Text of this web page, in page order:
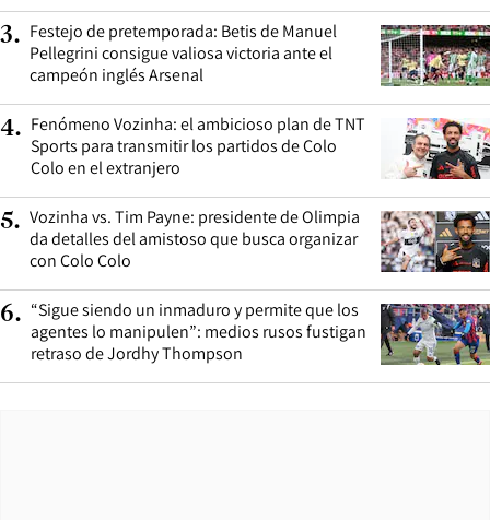
3. Festejo de pretemporada: Betis de Manuel
Pellegrini consigue valiosa victoria ante el
campeón inglés Arsenal
4. Fenómeno Vozinha: el ambicioso plan de TNT
Sports para transmitir los partidos de Colo
Colo en el extranjero
5. Vozinha vs. Tim Payne: presidente de Olimpia
da detalles del amistoso que busca organizar
con Colo Colo
6. “Sigue siendo un inmaduro y permite que los
agentes lo manipulen”: medios rusos fustigan
retraso de Jordhy Thompson